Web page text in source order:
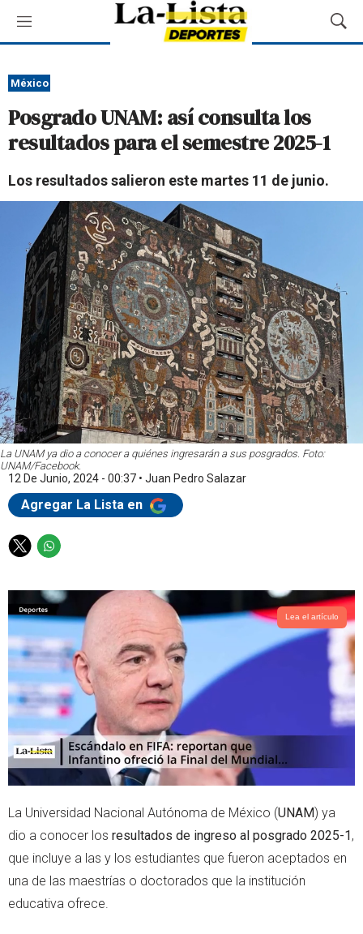
M
e
ú
M
o
q
México
Posgrado UNAM: así consulta los
resultados para el semestre 2025-1
Los resultados salieron este martes 11 de junio.
La UNAM ya dio a conocer a quiénes ingresarán a sus posgrados. Foto:
UNAM/Facebook.
12 De Junio, 2024 - 00:37 • Juan Pedro Salazar
Agregar La Lista en
T
i
t
t
e
r
W
a
t
s
a
p
p
Lea el artículo
La Universidad Nacional Autónoma de México (UNAM) ya
dio a conocer los resultados de ingreso al posgrado 2025-1,
que incluye a las y los estudiantes que fueron aceptados en
una de las maestrías o doctorados que la institución
educativa ofrece.